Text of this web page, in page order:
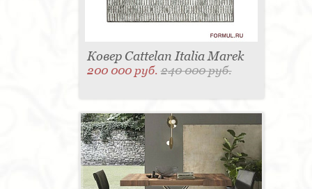
Ковер Cattelan Italia Marek
200 000 руб.240 000 руб.